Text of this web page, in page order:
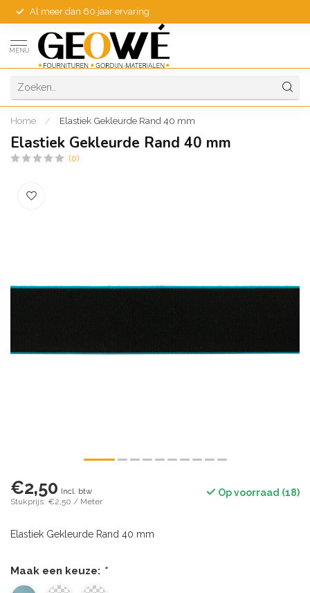
Al meer dan 60 jaar ervaring
MENU
Home / Elastiek Gekleurde Rand 40 mm
Elastiek Gekleurde Rand 40 mm
(0)
€2,50 Incl. btw
Stukprijs: €2,50 / Meter
Op voorraad (18)
Elastiek Gekleurde Rand 40 mm
Maak een keuze: *